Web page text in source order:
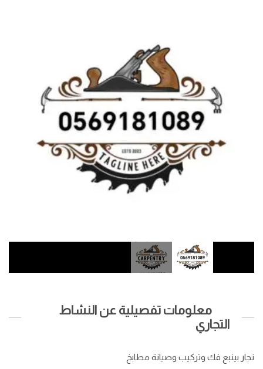
معلومات تفصيلية عن النشاط
التجاري
نجار بينبع فك وتركيب وصيانة مطابخ